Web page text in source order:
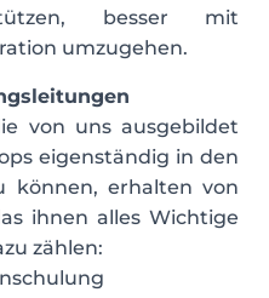
besser mit
umzugehen.
von uns ausgebildet
eigenständig in den
können, erhalten von
ihnen alles Wichtige
zählen: